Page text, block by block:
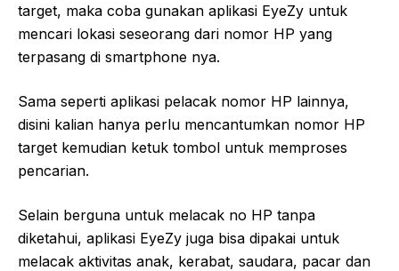
target, maka coba gunakan aplikasi EyeZy untuk
mencari lokasi seseorang dari nomor HP yang
terpasang di smartphone nya.
Sama seperti aplikasi pelacak nomor HP lainnya,
disini kalian hanya perlu mencantumkan nomor HP
target kemudian ketuk tombol untuk memproses
pencarian.
Selain berguna untuk melacak no HP tanpa
diketahui, aplikasi EyeZy juga bisa dipakai untuk
melacak aktivitas anak, kerabat, saudara, pacar dan